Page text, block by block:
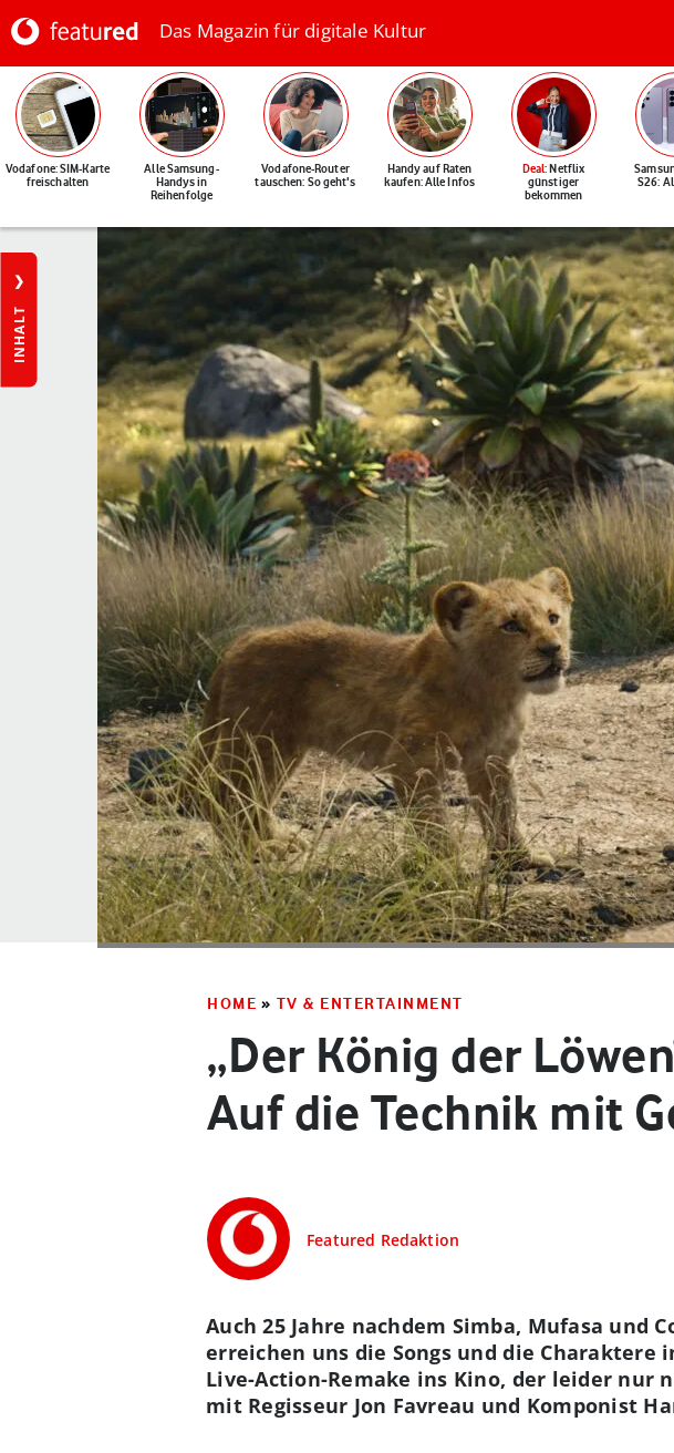
Das Magazin für digitale Kultur
Vodafone: SIM-Karte
freischalten
Alle Samsung-
Handys in
Reihenfolge
Vodafone-Router
tauschen: So geht's
Handy auf Raten
kaufen: Alle Infos
Deal: Netflix
günstiger
bekommen
S26:
INHALT
HOME » TV & ENTERTAINMENT
„Der König der
Auf die Technik mit
Featured Redaktion
Auch 25 Jahre nachdem Simba, Mufasa und
erreichen uns die Songs und die
Live-Action-Remake ins Kino, der leider nur
mit Regisseur Jon Favreau und Komponist